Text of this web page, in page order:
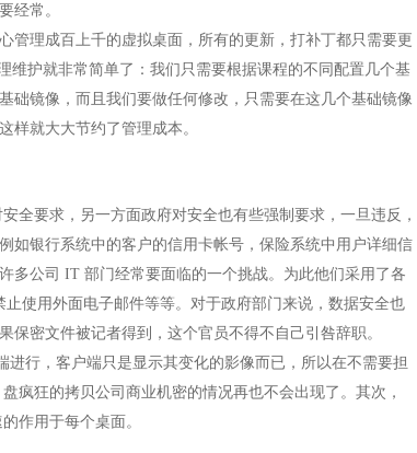
经常。
理成百上千的虚拟桌面，所有的更新，打补丁都只需要更
维护就非常简单了：我们只需要根据课程的不同配置几个基
础镜像，而且我们要做任何修改，只需要在这几个基础镜像
样就大大节约了管理成本。
要求，另一方面政府对安全也有些强制要求，一旦违反，
如银行系统中的客户的信用卡帐号，保险系统中用户详细信
多公司 IT 部门经常要面临的一个挑战。为此他们采用了各
使用外面电子邮件等等。对于政府部门来说，数据安全也
密文件被记者得到，这个官员不得不自己引咎辞职。
行，客户端只是显示其变化的影像而已，所以在不需要担
疯狂的拷贝公司商业机密的情况再也不会出现了。其次，
作用于每个桌面。